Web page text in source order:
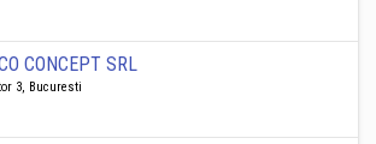
CONCEPT SRL
3, Bucuresti